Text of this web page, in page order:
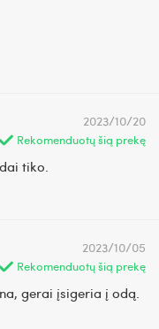
Rekomenduotų šią prekę
2023/10/20
tiko.
Rekomenduotų šią prekę
2023/10/05
gerai įsigeria į odą.